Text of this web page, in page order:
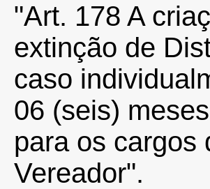
"Art. 178 A
extinção de
caso
06 (seis)
para os cargos
Vereador".